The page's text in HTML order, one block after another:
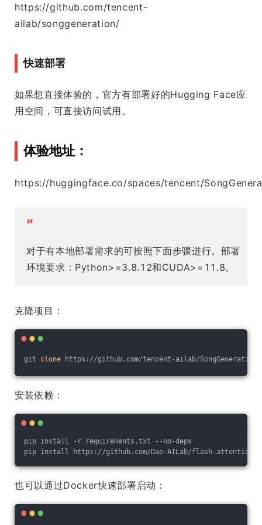
https://github.com/tencent-
ailab/songgeneration/
快速部署
如果想直接体验的，官方有部署好的Hugging Face应
用空间，可直接访问试用。
体验地址：
https://huggingface.co/spaces/tencent/
“
对于有本地部署需求的可按照下面步骤进行。部署
环境要求：Python>=3.8.12和CUDA>=11.8。
克隆项目：
git clone https://github.com/tencent-ailab/
安装依赖：
pip install -r requirements.txt --no-deps
pip install https://github.com/Dao-AILab/flash-attention/
也可以通过Docker快速部署启动：